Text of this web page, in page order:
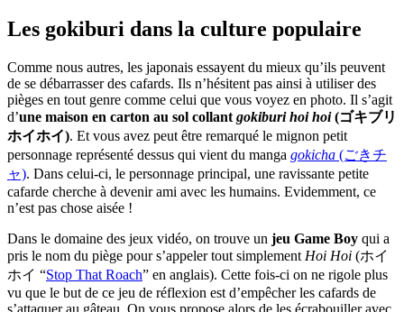
Les gokiburi dans la culture populaire
Comme nous autres, les japonais essayent du mieux qu’ils peuvent
de se débarrasser des cafards. Ils n’hésitent pas ainsi à utiliser des
pièges en tout genre comme celui que vous voyez en photo. Il s’agit
d’une maison en carton au sol collant gokiburi hoi hoi(ゴキブリ
ホイホイ). Et vous avez peut être remarqué le mignon petit
personnage représenté dessus qui vient du manga gokicha (ごきチ
ャ). Dans celui-ci, le personnage principal, une ravissante petite
cafarde cherche à devenir ami avec les humains. Evidemment, ce
n’est pas chose aisée !
Dans le domaine des jeux vidéo, on trouve un jeu Game Boy qui a
pris le nom du piège pour s’appeler tout simplement Hoi Hoi (ホイ
ホイ “Stop That Roach” en anglais). Cette fois-ci on ne rigole plus
vu que le but de ce jeu de réflexion est d’empêcher les cafards de